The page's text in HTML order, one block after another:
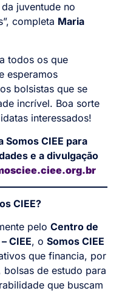
juventude no
completa Maria
todos os que
esperamos
bolsistas que se
incrível. Boa sorte
interessados!
Somos CIEE para
e a divulgação
CIEE?
pelo Centro de
CIEE, o Somos CIEE
que financia, por
de estudo para
que buscam